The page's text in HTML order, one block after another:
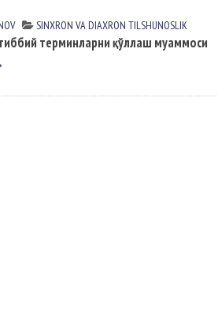
SINXRON VА DIАXRON TILSHUNOSLIK
терминларни қўллаш муаммоси